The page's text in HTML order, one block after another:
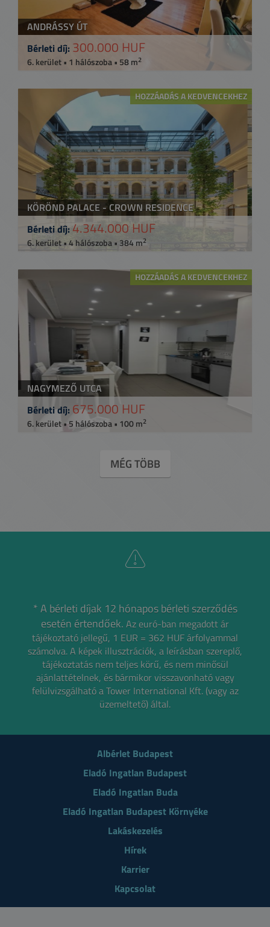
ANDRÁSSY ÚT
Bérleti díj: 300.000 HUF
6. kerület • 1 hálószoba • 58 m2
HOZZÁADÁS A KEDVENCEKHEZ
KÖRÖND PALACE - CROWN RESIDENCE
Bérleti díj:4.344.000 HUF
6. kerület • 4 hálószoba • 384 m2
HOZZÁADÁS A KEDVENCEKHEZ
NAGYMEZŐ UTCA
Bérleti díj: 675.000 HUF
6. kerület • 5 hálószoba • 100 m2
MÉG TÖBB
* A bérleti díjak 12 hónapos bérleti szerződés
esetén értendőek. Az euró-ban megadott ár
tájékoztató jellegű, 1 EUR = 362 HUF árfolyammal
számolva.A képek illusztrációk, a leírásban szereplő,
tájékoztatás nem teljes körű, és nem minősül
ajánlattételnek, és bármikor visszavonható vagy
felülvizsgálható a Tower International Kft. (vagy az
üzemeltető) által.
Albérlet Budapest
Eladó Ingatlan Budapest
Eladó Ingatlan Buda
Eladó Ingatlan Budapest Környéke
Lakáskezelés
Hírek
Karrier
Kapcsolat